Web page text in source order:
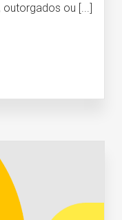
ou [...]